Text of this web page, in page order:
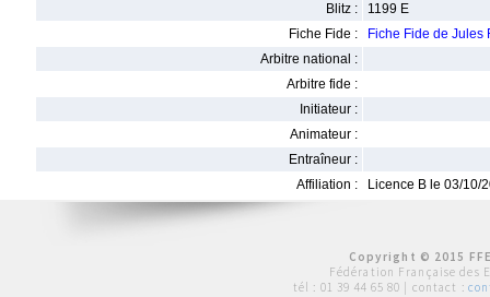
Blitz :
1199 E
Fiche Fide :
Fiche Fide de Jules
Arbitre national :
Arbitre fide :
Initiateur :
Animateur :
Entraîneur :
Affiliation :
Licence B le 03/10/
Copyright © 2015
Fédération Française des
tél : 01 39 44 65 80 | contact :